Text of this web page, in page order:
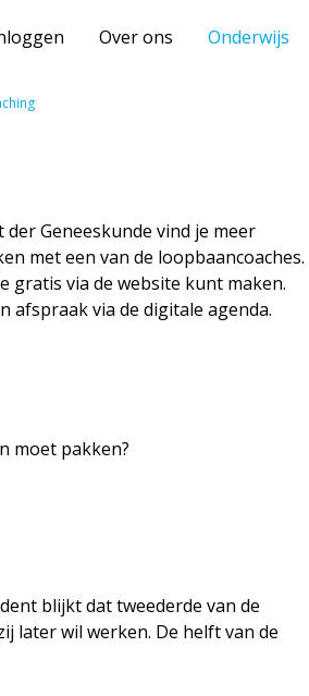
Over ons Onderwijs
der Geneeskunde vind je meer
met een van de loopbaancoaches.
gratis via de website kunt maken.
afspraak via de digitale agenda.
moet pakken?
blijkt dat tweederde van de
later wil werken. De helft van de